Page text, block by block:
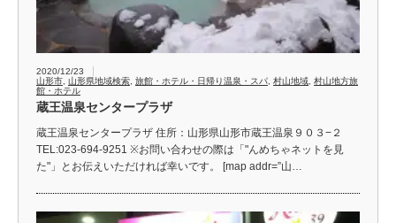
2020/12/23
山形市 山形県地域検索 旅館・ホテル・日帰り温泉・スパ 村山地域 村山地方旅
館・ホテル
蔵王温泉センタープラザ
蔵王温泉センタープラザ 住所：山形県山形市蔵王温泉９０３−２
TEL:023-694-9251 ※お問い合わせの際は「"んめちゃネットを見
た"」とお伝えいただければ幸いです。 [map addr=”山…